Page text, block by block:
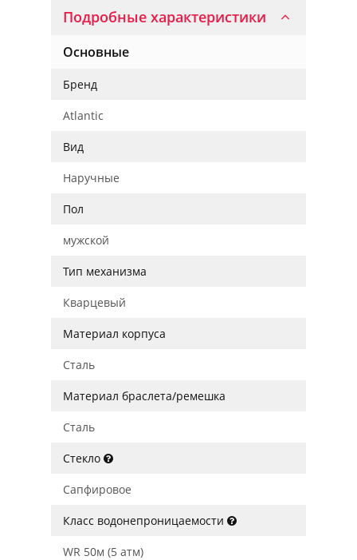
Подробные характеристики
Основные
Бренд
Atlantic
Вид
Наручные
Пол
мужской
Тип механизма
Кварцевый
Материал корпуса
Сталь
Материал браслета/ремешка
Сталь
Стекло
Сапфировое
Класс водонепроницаемости
WR 50м (5 атм)